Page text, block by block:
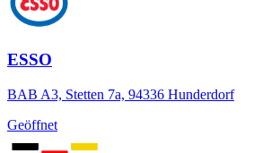
ESSO
BAB A3, Stetten 7a, 94336 Hunderdorf
Geöffnet